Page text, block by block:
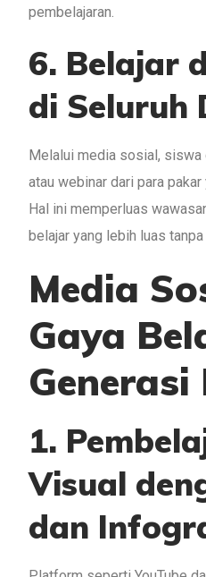
pembelajaran.
6. Belajar
di Seluruh
Melalui media sosial,
atau webinar dari para
Hal ini memperluas
belajar yang lebih luas
Media
Gaya
1.
Visual
dan